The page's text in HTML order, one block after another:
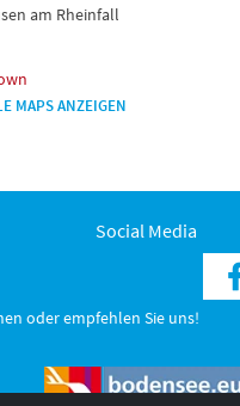
am Rheinfall
MAPS ANZEIGEN
Social Media
oder empfehlen Sie uns!